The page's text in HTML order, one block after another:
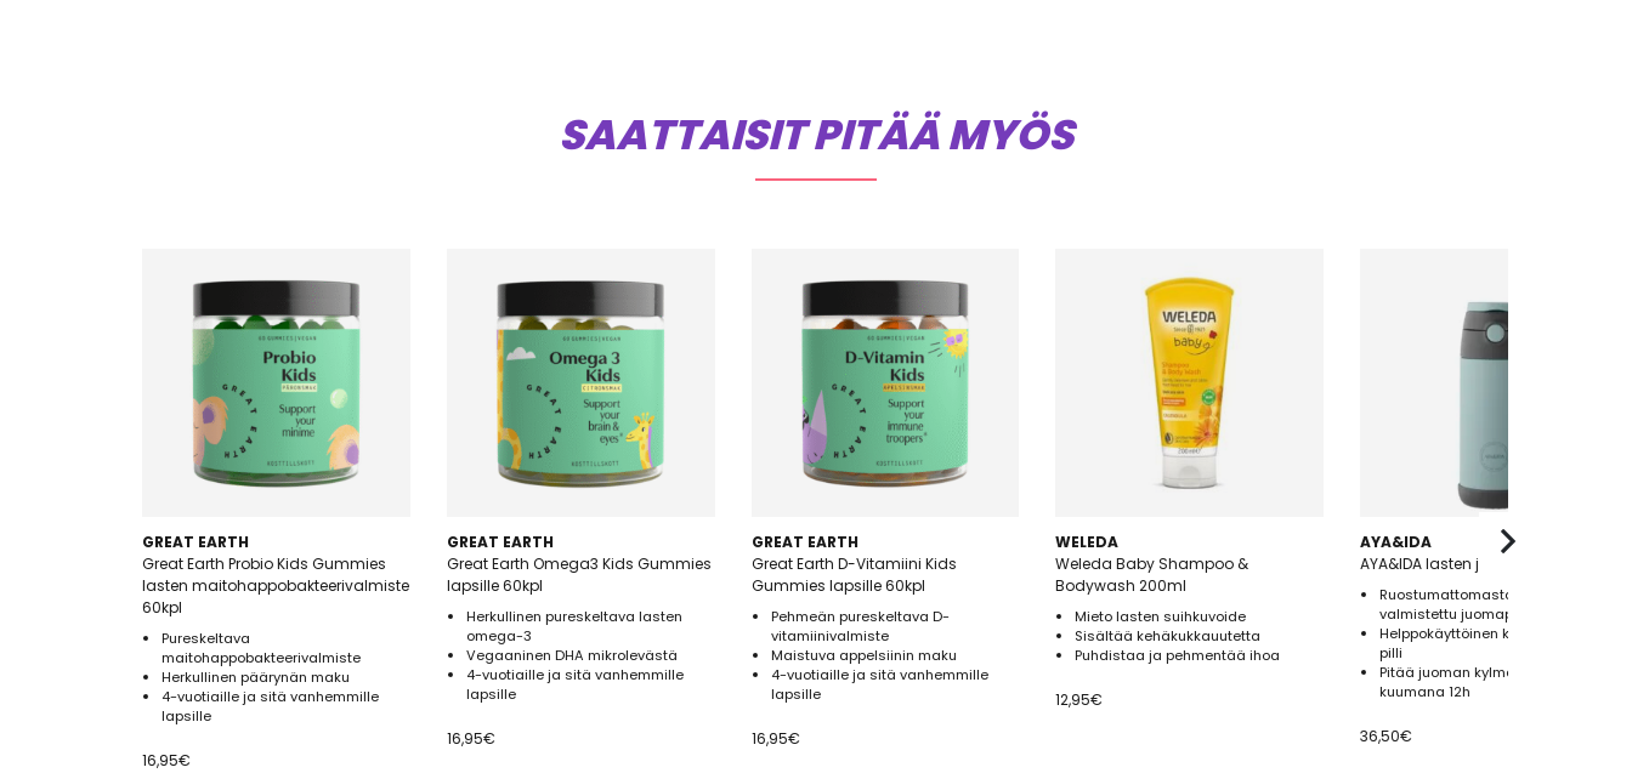
SAATTAISIT PITÄÄ MYÖS
GREAT EARTH
Great Earth Probio Kids Gummies
lasten maitohappobakteerivalmiste
60kpl
Pureskeltava
maitohappobakteerivalmiste
Herkullinen päärynän maku
4-vuotiaille ja sitä vanhemmille
lapsille
16,95€
GREAT EARTH
Great Earth Omega3 Kids Gummies
lapsille 60kpl
Herkullinen pureskeltava lasten
omega-3
Vegaaninen DHA mikrolevästä
4-vuotiaille ja sitä vanhemmille
lapsille
16,95€
GREAT EARTH
Great Earth D-Vitamiini Kids
Gummies lapsille 60kpl
Pehmeän pureskeltava D-
vitamiinivalmiste
Maistuva appelsiinin maku
4-vuotiaille ja sitä vanhemmille
lapsille
16,95€
WELEDA
Weleda Baby Shampoo &
Bodywash 200ml
Mieto lasten suihkuvoide
Sisältää kehäkukkauutetta
Puhdistaa ja pehmentää ihoa
12,95€
AYA&IDA
AYA&IDA lasten juomapullo, 350 ml
Ruostumattomasta teräksestä
valmistettu juomapullo
Helppokäyttöinen korkki ja pehmeä
pilli
Pitää juoman kylmänä 24h ja
kuumana 12h
36,50€